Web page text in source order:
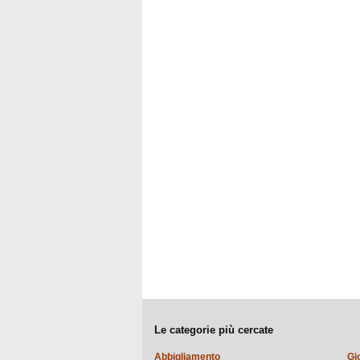
Le categorie più cercate
Abbigliamento